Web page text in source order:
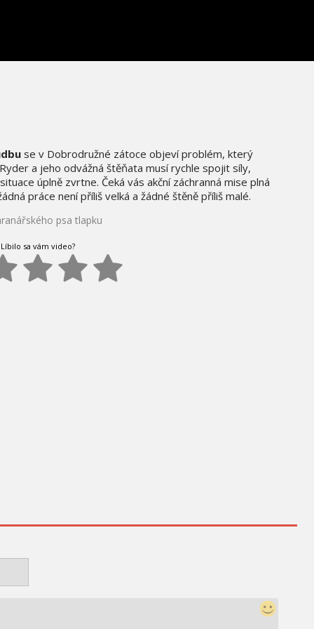
se v Dobrodružné zátoce objeví problém, který
a jeho odvážná štěňata musí rychle spojit síly,
úplně zvrtne. Čeká vás akční záchranná mise plná
práce není příliš velká a žádné štěně příliš malé.
psa tlapku
Líbilo sa vám video?